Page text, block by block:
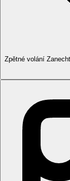
telefon,
Stravování
Polopenze
All inclusive
Snídaně,
Zpětné volání